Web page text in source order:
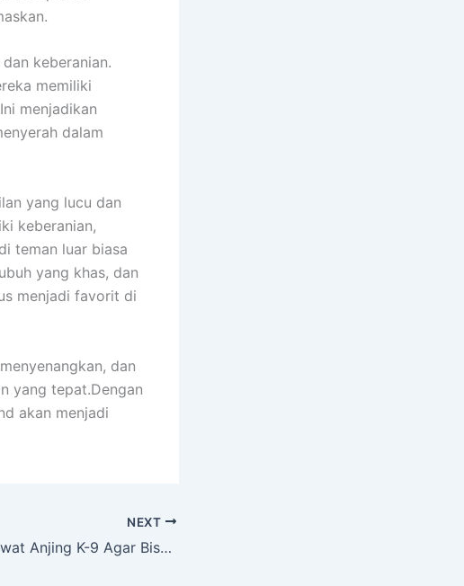
keberanian.
memiliki
menjadikan
dalam
yang lucu dan
keberanian,
teman luar biasa
yang khas, dan
menjadi favorit di
dan
yang tepat.Dengan
akan menjadi
NEXT
Tip Merawat Anjing K-9 Agar Bisa Jadi Penjaga yang Cekatan & Kompeten